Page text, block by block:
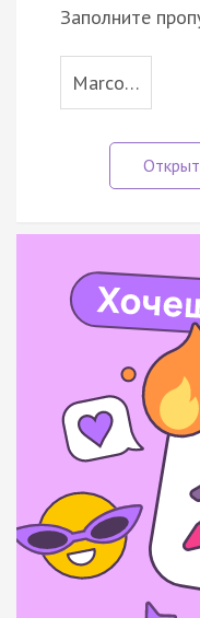
Заполните
Marco…